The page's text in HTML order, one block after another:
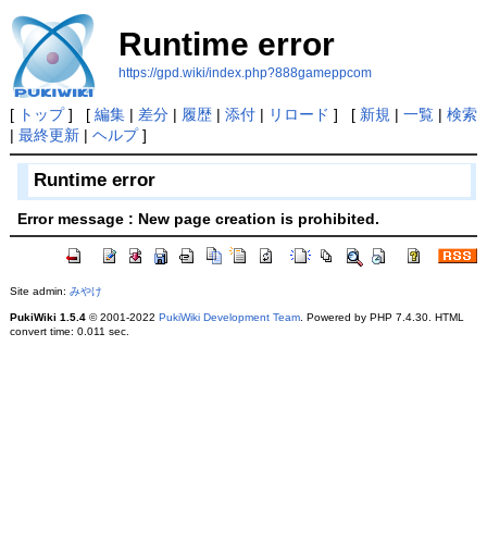
Runtime error
https://gpd.wiki/index.php?888gameppcom
[ トップ] [ 編集| 差分| 履歴| 添付| リロード ] [ 新規 | 一覧| 検索
| 最終更新| ヘルプ]
Runtime error
Error message : New page creation is prohibited.
Site admin: みやけ
PukiWiki 1.5.4© 2001-2022 PukiWiki Development Team. Powered by PHP 7.4.30. HTML
convert time: 0.011 sec.